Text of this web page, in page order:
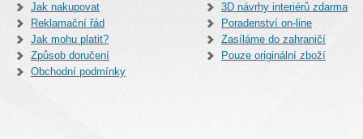
Jak nakupovat
Reklamační řád
Jak mohu platit?
Způsob doručení
Obchodní podmínky
3D návrhy interiérů zdarma
Poradenství on-line
Zasíláme do zahraničí
Pouze originální zboží